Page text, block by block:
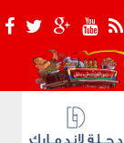
021_2.png